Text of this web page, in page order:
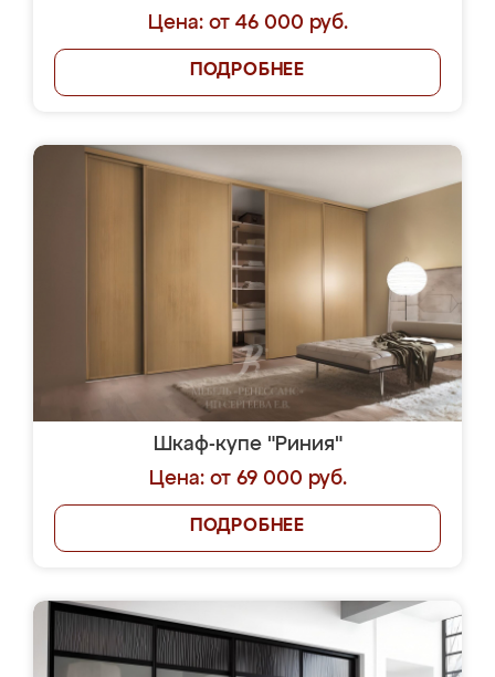
Цена: от 46 000 руб.
ПОДРОБНЕЕ
Шкаф-купе "Риния"
Цена: от 69 000 руб.
ПОДРОБНЕЕ